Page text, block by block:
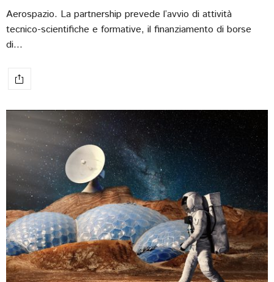
Aerospazio. La partnership prevede l’avvio di attività
tecnico-scientifiche e formative, il finanziamento di borse
di…